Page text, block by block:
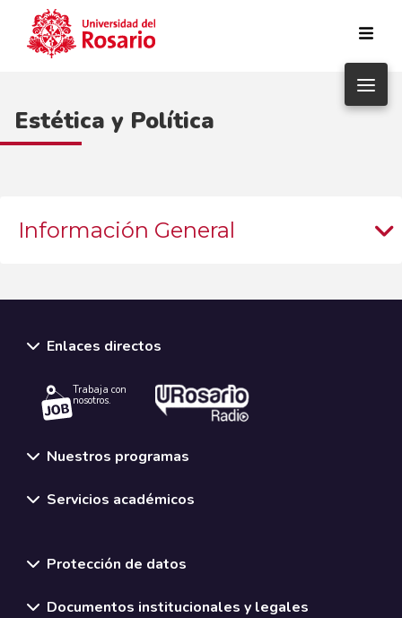
Estética y Política
Información General
Enlaces directos
Trabaja con
nosotros.
Nuestros programas
Servicios académicos
Protección de datos
Documentos institucionales y legales